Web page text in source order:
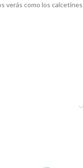
verás como los calcetines